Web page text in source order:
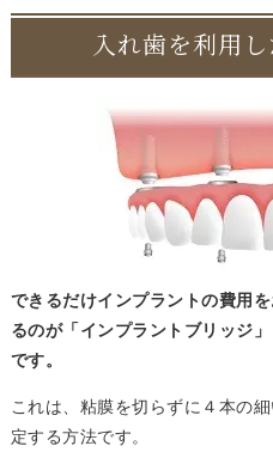
入れ歯を利用
できるだけインプラントの費用
るのが「インプラントブリッジ
です。
これは、粘膜を切らずに４本の
定する方法です。